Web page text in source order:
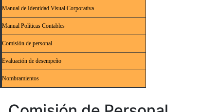
Manual de Identidad Visual Corporativa
Manual Políticas Contables
Comisión de personal
Evaluación de desempeño
Nombramientos